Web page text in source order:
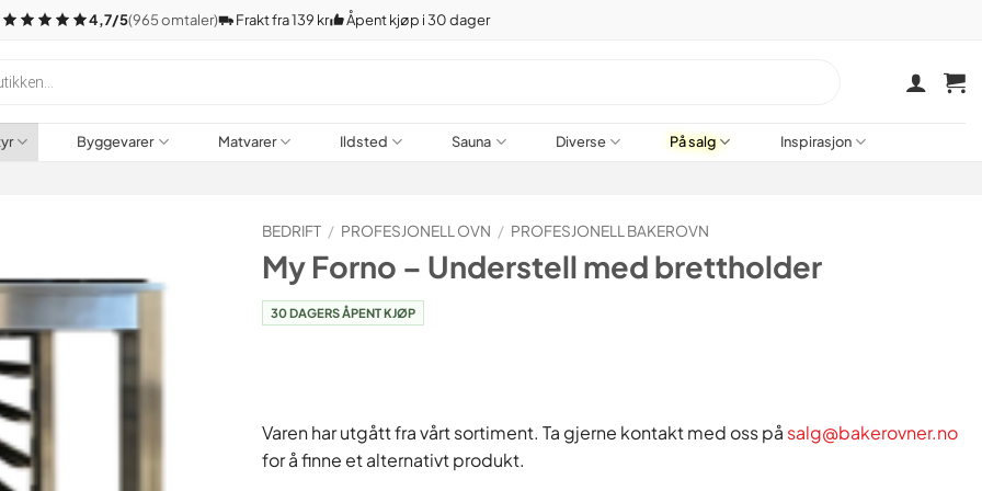
4,7/5(965 omtaler) Frakt fra 139 kr Åpent kjøp i 30 dager
Byggevarer Matvarer Ildsted Sauna Diverse På salg Inspirasjon
BEDRIFT / PROFESJONELL OVN / PROFESJONELL BAKEROVN
My Forno – Understell med brettholder
30 DAGERS ÅPENT KJØP
Varen har utgått fra vårt sortiment. Ta gjerne kontakt med oss på salg@bakerovner.no
for å finne et alternativt produkt.